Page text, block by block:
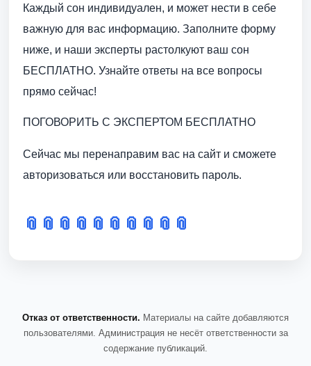
Каждый сон индивидуален, и может нести в себе
важную для вас информацию. Заполните форму
ниже, и наши эксперты растолкуют ваш сон
БЕСПЛАТНО. Узнайте ответы на все вопросы
прямо сейчас!
ПОГОВОРИТЬ С ЭКСПЕРТОМ БЕСПЛАТНО
Сейчас мы перенаправим вас на сайт и сможете
авторизоваться или восстановить пароль.
📎 📎 📎 📎 📎 📎 📎 📎 📎 📎
Отказ от ответственности. Материалы на сайте добавляются
пользователями. Администрация не несёт ответственности за
содержание публикаций.